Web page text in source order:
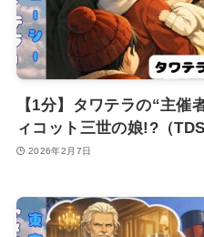
【1分】タワテラの“主催
ィコット三世の娘!?（TDS
2026年2月7日